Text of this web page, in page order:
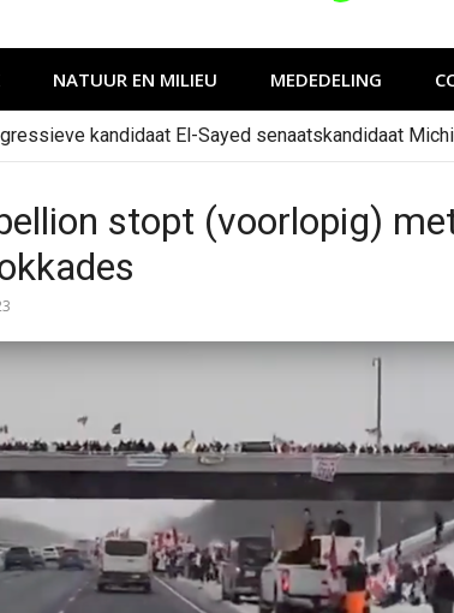
NATUUR EN MILIEU MEDEDELING
kandidaat El-Sayed senaatskandidaat
stopt (voorlopig)